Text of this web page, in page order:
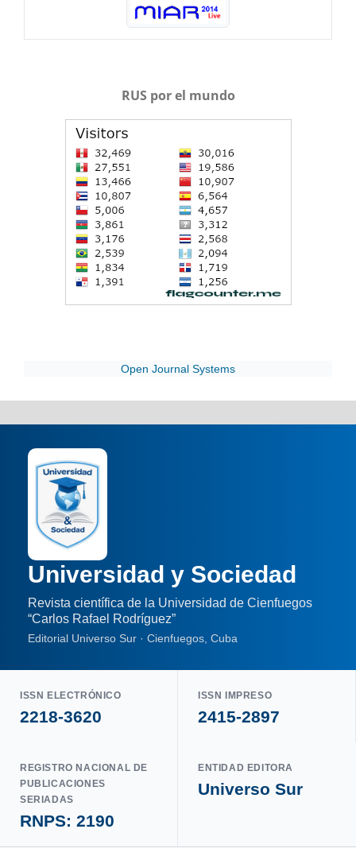
RUS por el mundo
Open Journal Systems
Universidad y Sociedad
Revista científica de la Universidad de Cienfuegos
“Carlos Rafael Rodríguez”
Editorial Universo Sur · Cienfuegos, Cuba
ISSN ELECTRÓNICO
2218-3620
ISSN IMPRESO
2415-2897
REGISTRO NACIONAL DE
PUBLICACIONES
SERIADAS
RNPS: 2190
ENTIDAD EDITORA
Universo Sur